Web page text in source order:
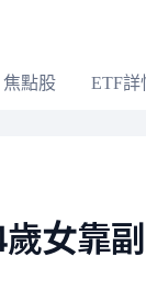
焦點股 ETF詳
女靠